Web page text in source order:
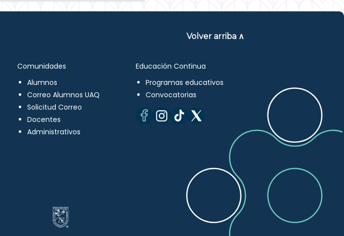
Volver arriba ∧
Comunidades
Alumnos
Correo Alumnos UAQ
Solicitud Correo
Docentes
Administrativos
Educación Continua
Programas educativos
Convocatorias